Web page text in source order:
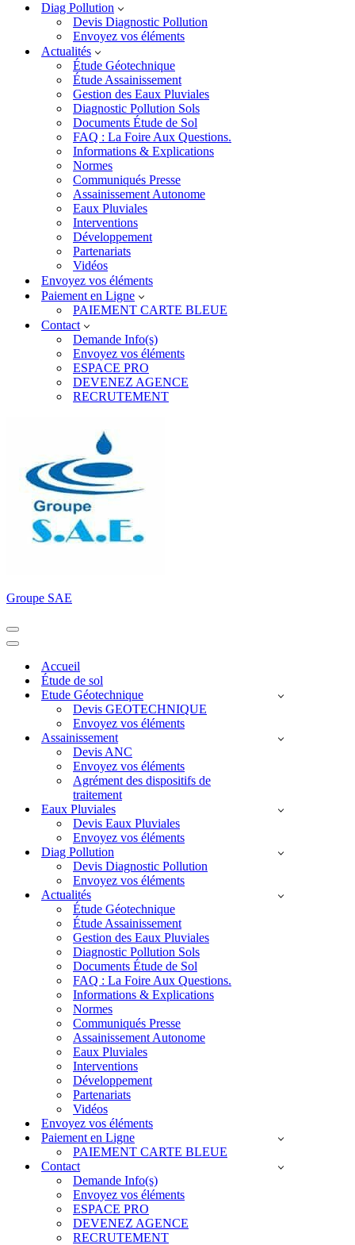
Diag Pollution
Devis Diagnostic Pollution
Envoyez vos éléments
Actualités
Étude Géotechnique
Étude Assainissement
Gestion des Eaux Pluviales
Diagnostic Pollution Sols
Documents Étude de Sol
FAQ : La Foire Aux Questions.
Informations & Explications
Normes
Communiqués Presse
Assainissement Autonome
Eaux Pluviales
Interventions
Développement
Partenariats
Vidéos
Envoyez vos éléments
Paiement en Ligne
PAIEMENT CARTE BLEUE
Contact
Demande Info(s)
Envoyez vos éléments
ESPACE PRO
DEVENEZ AGENCE
RECRUTEMENT
Groupe SAE
Menu
de
Menu
navigationAccueil
Étude de sol
Etude Géotechnique
Devis GEOTECHNIQUE
Envoyez vos éléments
Assainissement
Devis ANC
Envoyez vos éléments
Agrément des dispositifs de
traitement
Eaux Pluviales
Devis Eaux Pluviales
Envoyez vos éléments
Diag Pollution
Devis Diagnostic Pollution
Envoyez vos éléments
Actualités
Étude Géotechnique
Étude Assainissement
Gestion des Eaux Pluviales
Diagnostic Pollution Sols
Documents Étude de Sol
FAQ : La Foire Aux Questions.
Informations & Explications
Normes
Communiqués Presse
Assainissement Autonome
Eaux Pluviales
Interventions
Développement
Partenariats
Vidéos
Envoyez vos éléments
Paiement en Ligne
PAIEMENT CARTE BLEUE
Contact
Demande Info(s)
Envoyez vos éléments
ESPACE PRO
DEVENEZ AGENCE
RECRUTEMENT